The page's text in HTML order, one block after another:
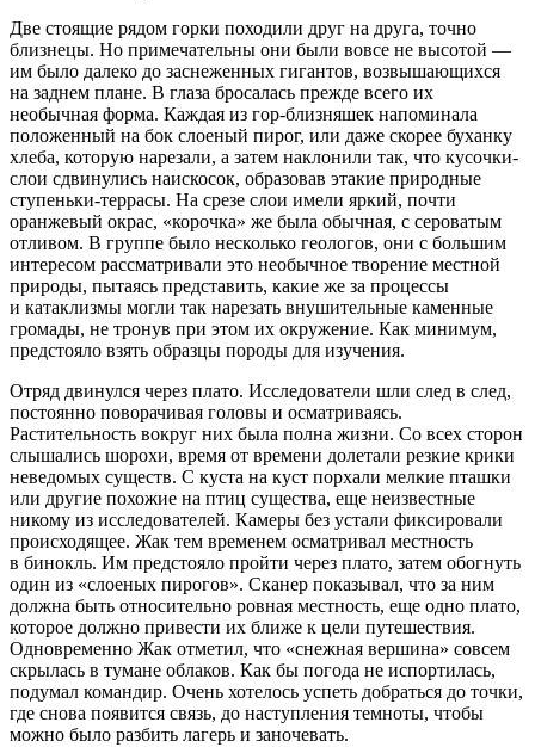
Две стоящие рядом горки походили друг на друга, точно
близнецы. Но примечательны они были вовсе не высотой —
им было далеко до заснеженных гигантов, возвышающихся
на заднем плане. В глаза бросалась прежде всего их
необычная форма. Каждая из гор-близняшек напоминала
положенный на бок слоеный пирог, или даже скорее буханку
хлеба, которую нарезали, а затем наклонили так, что кусочки-
слои сдвинулись наискосок, образовав этакие природные
ступеньки-террасы. На срезе слои имели яркий, почти
оранжевый окрас, «корочка» же была обычная, с сероватым
отливом. В группе было несколько геологов, они с большим
интересом рассматривали это необычное творение местной
природы, пытаясь представить, какие же за процессы
и катаклизмы могли так нарезать внушительные каменные
громады, не тронув при этом их окружение. Как минимум,
предстояло взять образцы породы для изучения.
Отряд двинулся через плато. Исследователи шли след в след,
постоянно поворачивая головы и осматриваясь.
Растительность вокруг них была полна жизни. Со всех сторон
слышались шорохи, время от времени долетали резкие крики
неведомых существ. С куста на куст порхали мелкие пташки
или другие похожие на птиц существа, еще неизвестные
никому из исследователей. Камеры без устали фиксировали
происходящее. Жак тем временем осматривал местность
в бинокль. Им предстояло пройти через плато, затем обогнуть
один из «слоеных пирогов». Сканер показывал, что за ним
должна быть относительно ровная местность, еще одно плато,
которое должно привести их ближе к цели путешествия.
Одновременно Жак отметил, что «снежная вершина» совсем
скрылась в тумане облаков. Как бы погода не испортилась,
подумал командир. Очень хотелось успеть добраться до точки,
где снова появится связь, до наступления темноты, чтобы
можно было разбить лагерь и заночевать.